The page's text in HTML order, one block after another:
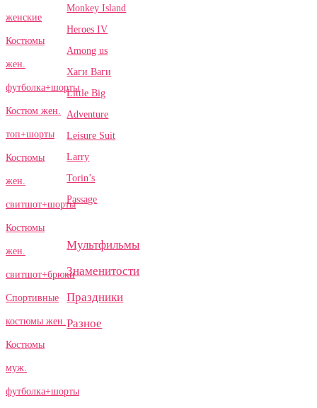
женские
Костюмы
жен.
футболка+шорты
Костюм жен.
топ+шорты
Костюмы
жен.
свитшот+шорты
Костюмы
жен.
свитшот+брюки
Спортивные
костюмы жен.
Костюмы
муж.
футболка+шорты
Monkey Island
Heroes IV
Among us
Хаги Ваги
Little Big
Adventure
Leisure Suit
Larry
Torin’s
Passage
Мультфильмы
Знаменитости
Праздники
Разное